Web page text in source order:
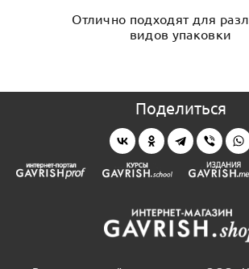
Отлично подходят для
видов упаковки
Поделиться